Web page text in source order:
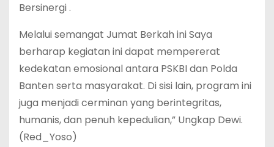
Bersinergi .
Melalui semangat Jumat Berkah ini Saya
berharap kegiatan ini dapat mempererat
kedekatan emosional antara PSKBI dan Polda
Banten serta masyarakat. Di sisi lain, program ini
juga menjadi cerminan yang berintegritas,
humanis, dan penuh kepedulian,” Ungkap Dewi.
(Red_Yoso)